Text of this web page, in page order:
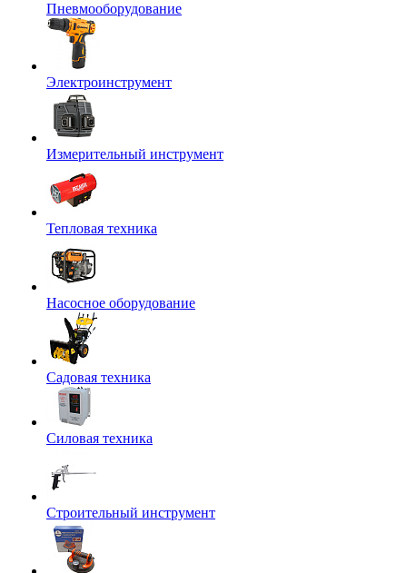
Пневмооборудование
Электроинструмент
Измерительный инструмент
Тепловая техника
Насосное оборудование
Садовая техника
Силовая техника
Строительный инструмент